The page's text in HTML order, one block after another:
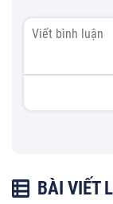
BÀI VIẾT